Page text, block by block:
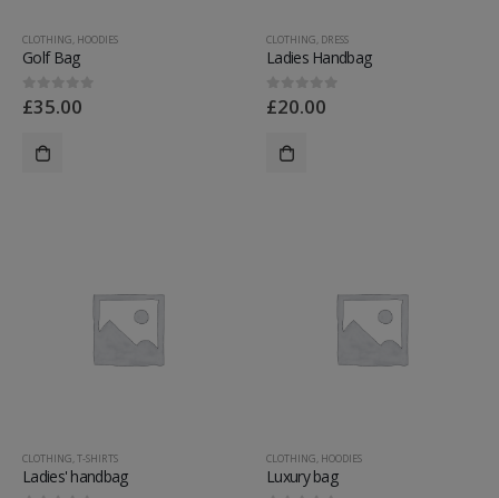
CLOTHING, HOODIES
Golf Bag
0out of 5
£35.00
CLOTHING, DRESS
Ladies Handbag
0out of 5
£20.00
CLOTHING,T-SHIRTS
Ladies' handbag
CLOTHING, HOODIES
Luxury bag